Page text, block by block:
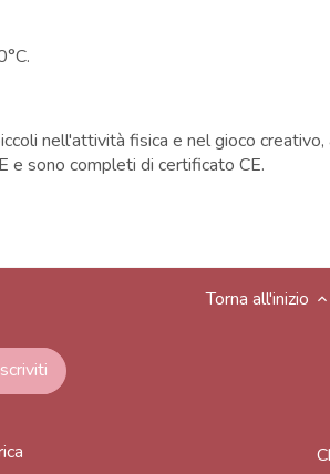
nell'attività fisica e nel gioco
e sono completi di certificato CE.
Torna all'inizio